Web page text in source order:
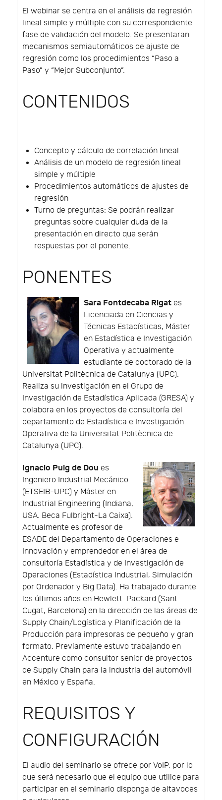
El webinar se centra en el análisis de regresión
lineal simple y múltiple con su correspondiente
fase de validación del modelo. Se presentaran
mecanismos semiautomáticos de ajuste de
regresión como los procedimientos “Paso a
Paso” y “Mejor Subconjunto”.
CONTENIDOS
Concepto y cálculo de correlación lineal
Análisis de un modelo de regresión lineal
simple y múltiple
Procedimientos automáticos de ajustes de
regresión
Turno de preguntas: Se podrán realizar
preguntas sobre cualquier duda de la
presentación en directo que serán
respuestas por el ponente.
PONENTES
Sara Fontdecaba Rigat es
Licenciada en Ciencias y
Técnicas Estadísticas, Máster
en Estadística e Investigación
Operativa y actualmente
estudiante de doctorado de la
Universitat Politècnica de Catalunya (UPC).
Realiza su investigación en el Grupo de
Investigación de Estadística Aplicada (GRESA) y
colabora en los proyectos de consultoría del
departamento de Estadística e Investigación
Operativa de la Universitat Politècnica de
Catalunya (UPC).
Ignacio Puig de Dou es
Ingeniero Industrial Mecánico
(ETSEIB-UPC) y Máster en
Industrial Engineering (Indiana,
USA. Beca Fulbright-La Caixa).
Actualmente es profesor de
ESADE del Departamento de Operaciones e
Innovación y emprendedor en el área de
consultoría Estadística y de Investigación de
Operaciones (Estadística Industrial, Simulación
por Ordenador y Big Data). Ha trabajado durante
los últimos años en Hewlett-Packard (Sant
Cugat, Barcelona) en la dirección de las áreas de
Supply Chain/Logística y Planificación de la
Producción para impresoras de pequeño y gran
formato. Previamente estuvo trabajando en
Accenture como consultor senior de proyectos
de Supply Chain para la industria del automóvil
en México y España.
REQUISITOS Y
CONFIGURACIÓN
El audio del seminario se ofrece por VoIP, por lo
que será necesario que el equipo que utilice para
participar en el seminario disponga de altavoces